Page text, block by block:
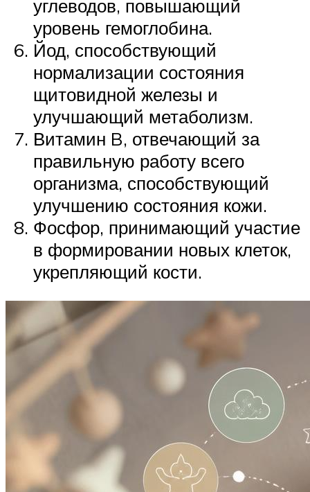
углеводов, повышающий
уровень гемоглобина.
Йод, способствующий
нормализации состояния
щитовидной железы и
улучшающий метаболизм.
Витамин B, отвечающий за
правильную работу всего
организма, способствующий
улучшению состояния кожи.
Фосфор, принимающий участие
в формировании новых клеток,
укрепляющий кости.